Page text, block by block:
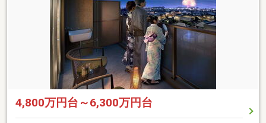
4,800万円台～6,300万円台